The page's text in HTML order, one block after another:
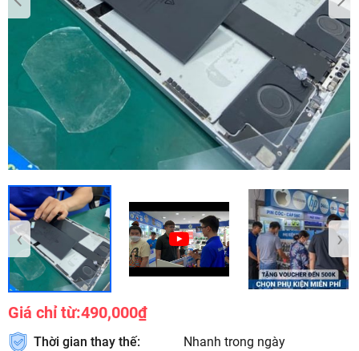
‹ ›
Giá chỉ từ:490,000₫
Thời gian thay thế: Nhanh trong ngày